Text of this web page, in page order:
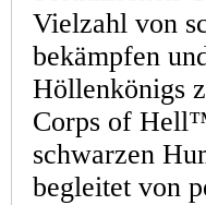
Vielzahl von
bekämpfen
Höllenkönigs
Corps of
schwarzen
begleitet von